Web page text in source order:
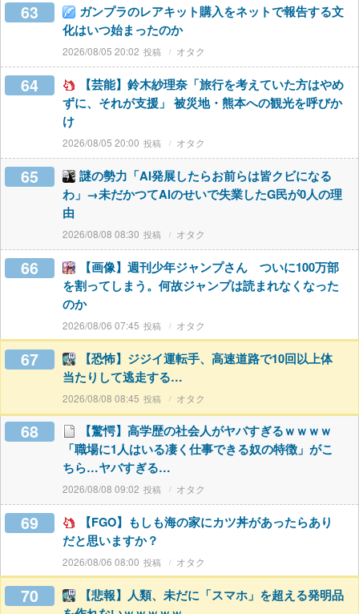
63
ガンプラのレアキット購入をネットで報告する文
化はいつ始まったのか
2026/08/05 20:02 オタク
64
【芸能】鈴木紗理奈「旅行を考えていた方はやめ
ずに、それが支援」 被災地・熊本への観光を呼びか
け
2026/08/05 20:00 オタク
65
謎の勢力「AI発展したらお前らは皆クビになる
わ」→未だかつてAIのせいで失業したG民が0人の理
由
2026/08/08 08:30 オタク
66
【画像】週刊少年ジャンプさん ついに100万部
を割ってしまう。何故ジャンプは読まれなくなった
のか
2026/08/06 07:45 オタク
67
【恐怖】ジジイ運転手、高速道路で10回以上体
当たりして逃走する…
2026/08/08 08:45 オタク
68
【驚愕】高学歴の社会人がヤバすぎるｗｗｗｗ
「職場に1人はいる凄く仕事できる奴の特徴」がこ
ちら…ヤバすぎる…
2026/08/08 09:02 オタク
69
【FGO】もしも海の家にカツ丼があったらあり
だと思いますか？
2026/08/06 08:00 オタク
70
【悲報】人類、未だに「スマホ」を超える発明品